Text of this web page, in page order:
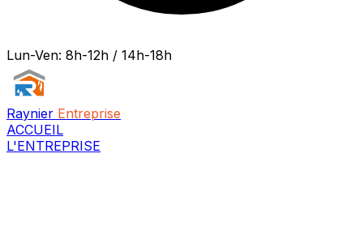
Lun-Ven: 8h-12h / 14h-18h
Raynier Entreprise
ACCUEIL
L'ENTREPRISE